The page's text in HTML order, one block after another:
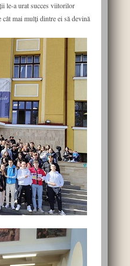
le-a urat succes viitorilor
mai mulți dintre ei să devină